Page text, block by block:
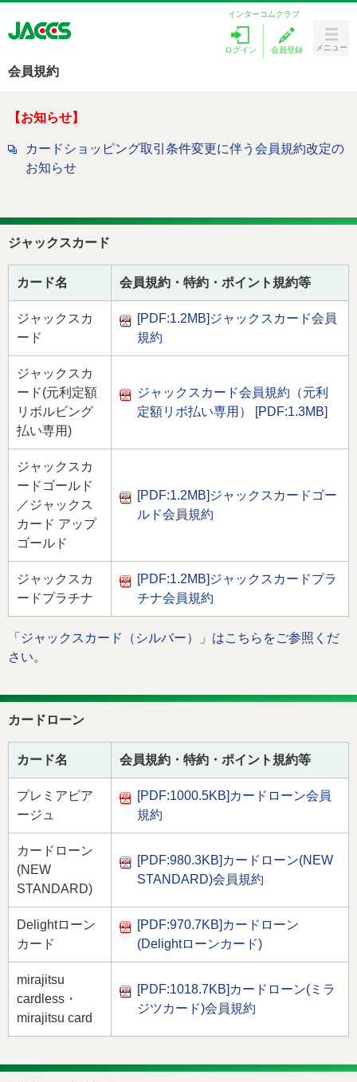
インターコムクラブ
ログイン 会員登録 メニュー
Menu
キャンペーン
カードサービス
お客様サポート
法人・加盟店のお客様
会員規約
お知らせ
カードショッピング取引条件変更に伴う会員規約改定の
お知らせ
ジャックスカード
カード名 会員規約・特約・ポイント規約等
ジャックスカ
ード
[PDF:1.2MB] ジャックスカード会員
規約
ジャックスカ
ード(元利定額
リボルビング
払い専用)
ジャックスカード会員規約（元利
定額リボ払い専用）
[PDF:1.3MB]
ジャックスカ
ードゴールド
／ジャックス
カード アップ
ゴールド
[PDF:1.2MB] ジャックスカードゴー
ルド会員規約
ジャックスカ
ードプラチナ
[PDF:1.2MB] ジャックスカードプラ
チナ会員規約
「ジャックスカード（シルバー）」はこちらをご参照くだ
さい。
カードローン
カード名 会員規約・特約・ポイント規約等
プレミアビア
ージュ
[PDF:1000.5KB] カードローン会員
規約
カードローン
(NEW
STANDARD)
[PDF:980.3KB] カードローン(NEW
STANDARD)会員規約
Delightローン
カード
[PDF:970.7KB] カードローン
(Delightローンカード)
mirajitsu
cardless・
mirajitsu card
[PDF:1018.7KB] カードローン(ミラ
ジツカード)会員規約